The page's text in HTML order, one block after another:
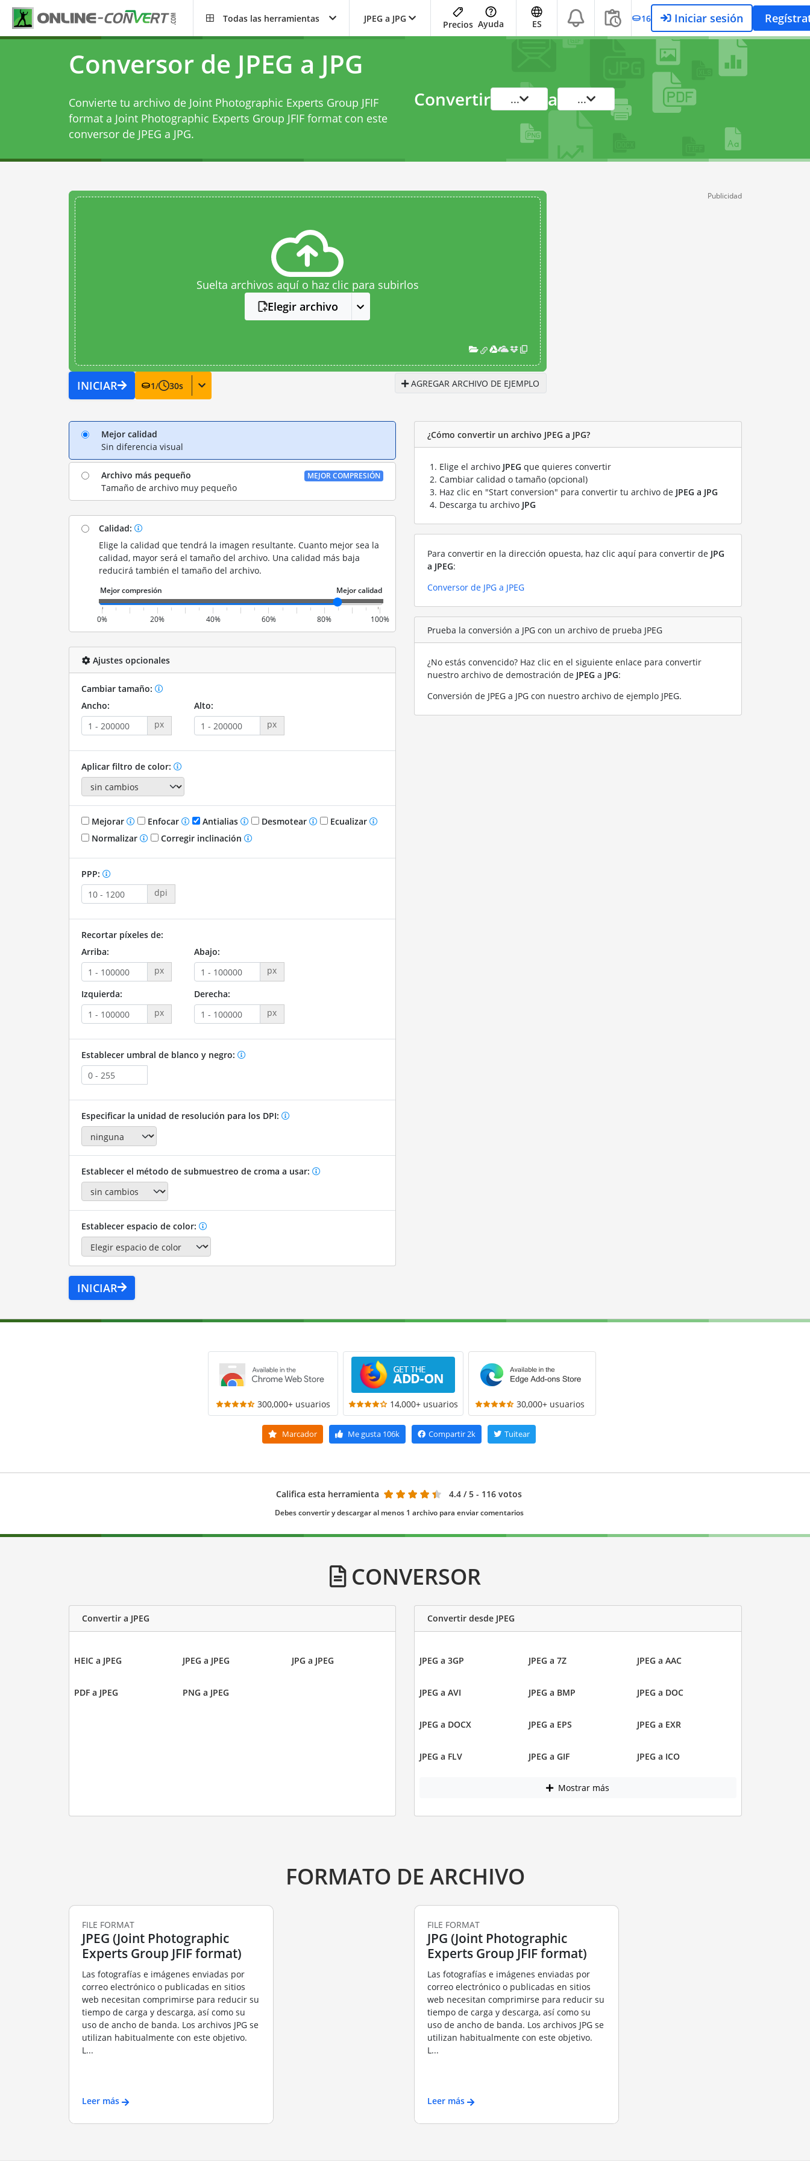
Todas las herramientas JPEG a JPG
Precios Ayuda ES 16 Iniciar sesión
Conversor de JPEG a JPG
Convierte tu archivo de Joint Photographic Experts Group JFIF
format a Joint Photographic Experts Group JFIF format con este
conversor de JPEG a JPG.
Convertir ... a ...
Suelta archivos aquí o haz clic para subirlos
Elegir archivo
INICIAR 1/ 30s AGREGAR ARCHIVO DE EJEMPLO
Publicidad
Mejor calidad
Sin diferencia visual
Archivo más pequeño
Tamaño de archivo muy pequeño
MEJOR COMPRESIÓN
Calidad:
Elige la calidad que tendrá la imagen resultante. Cuanto mejor sea la
calidad, mayor será el tamaño del archivo. Una calidad más baja
reducirá también el tamaño del archivo.
0% 20% 40% 60% 80% 100%
Ajustes opcionales
Cambiar tamaño:
Ancho:
px
Alto:
px
Aplicar filtro de color:
Mejorar Enfocar Antialias Desmotear
Ecualizar
Normalizar
Corregir inclinación
PPP:
dpi
Recortar píxeles de:
Arriba:
px
Abajo:
px
Izquierda:
px
Derecha:
px
Establecer umbral de blanco y negro:
Especificar la unidad de resolución para los DPI:
Establecer el método de submuestreo de croma a usar:
Establecer espacio de color:
INICIAR
¿Cómo convertir un archivo JPEG a JPG?
Elige el archivo JPEG que quieres convertir
Cambiar calidad o tamaño (opcional)
Haz clic en "Start conversion" para convertir tu archivo de JPEG a JPG
Descarga tu archivo JPG
Para convertir en la dirección opuesta, haz clic aquí para convertir de JPG
a JPEG:
Conversor de JPG a JPEG
Prueba la conversión a JPG con un archivo de prueba JPEG
¿No estás convencido? Haz clic en el siguiente enlace para convertir
nuestro archivo de demostración de JPEG a JPG:
Conversión de JPEG a JPG con nuestro archivo de ejemplo JPEG.
300,000+ usuarios 14,000+ usuarios 30,000+ usuarios
Marcador Me gusta 106k Compartir2k Tuitear
Califica esta herramienta 4.4 / 5 - 116 votos
Debes convertir y descargar al menos 1 archivo para enviar comentarios
CONVERSOR
Convertir a JPEG
HEIC a JPEG JPEG a JPEG JPG a JPEG
PDF a JPEG PNG a JPEG
Convertir desde JPEG
JPEG a 3GP JPEG a 7Z JPEG a AAC
JPEG a AVI JPEG a BMP JPEG a DOC
JPEG a DOCX JPEG a EPS JPEG a EXR
JPEG a FLV JPEG a GIF JPEG a ICO
Mostrar más
FORMATO DE ARCHIVO
FILE FORMAT
JPEG (Joint Photographic
Experts Group JFIF format)
Las fotografías e imágenes enviadas por
correo electrónico o publicadas en sitios
web necesitan comprimirse para reducir su
tiempo de carga y descarga, así como su
uso de ancho de banda. Los archivos JPG se
utilizan habitualmente con este objetivo.
L...
Leer más
FILE FORMAT
JPG (Joint Photographic
Experts Group JFIF format)
Las fotografías e imágenes enviadas por
correo electrónico o publicadas en sitios
web necesitan comprimirse para reducir su
tiempo de carga y descarga, así como su
uso de ancho de banda. Los archivos JPG se
utilizan habitualmente con este objetivo.
L...
Leer más